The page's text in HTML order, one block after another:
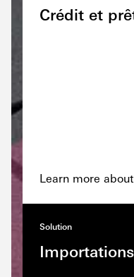
Crédit et
Learn more about
Importations
Solution